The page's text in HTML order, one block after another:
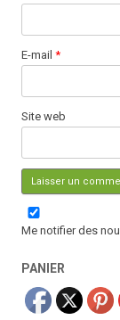
E-mail *
Site web
Me notifier des
PANIER